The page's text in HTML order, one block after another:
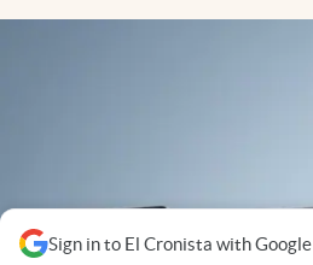
Sign in to El Cronista with Google